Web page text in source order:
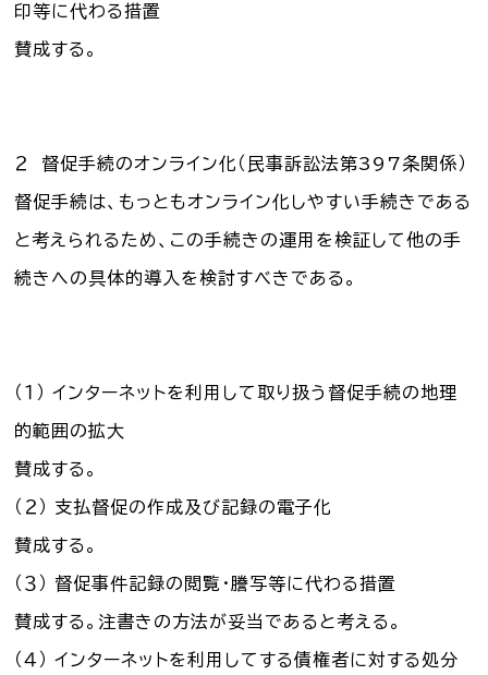
印等に代わる措置
賛成する。
２ 督促手続のオンライン化（民事訴訟法第397条関係）
督促手続は、もっともオンライン化しやすい手続きである
と考えられるため、この手続きの運用を検証して他の手
続きへの具体的導入を検討すべきである。
（１） インターネットを利用して取り扱う督促手続の地理
的範囲の拡大
賛成する。
（２） 支払督促の作成及び記録の電子化
賛成する。
（３） 督促事件記録の閲覧・謄写等に代わる措置
賛成する。注書きの方法が妥当であると考える。
（４） インターネットを利用してする債権者に対する処分